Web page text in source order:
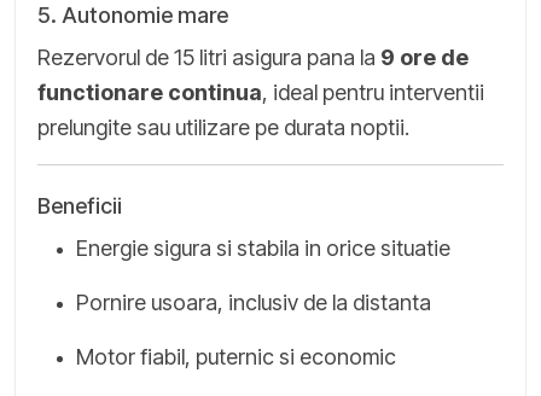
5. Autonomie mare
Rezervorul de 15 litri asigura pana la 9 ore de
functionare continua, ideal pentru interventii
prelungite sau utilizare pe durata noptii.
Beneficii
Energie sigura si stabila in orice situatie
Pornire usoara, inclusiv de la distanta
Motor fiabil, puternic si economic